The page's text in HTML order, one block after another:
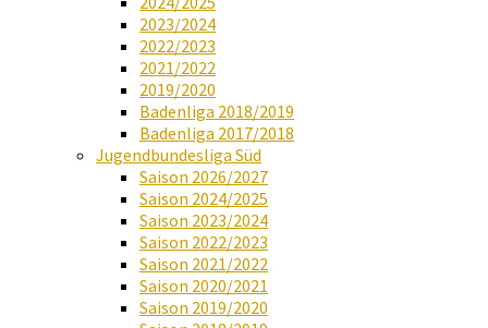
2023/2024
2022/2023
2021/2022
2019/2020
Badenliga 2018/2019
Badenliga 2017/2018
Jugendbundesliga Süd
Saison 2026/2027
Saison 2024/2025
Saison 2023/2024
Saison 2022/2023
Saison 2021/2022
Saison 2020/2021
Saison 2019/2020